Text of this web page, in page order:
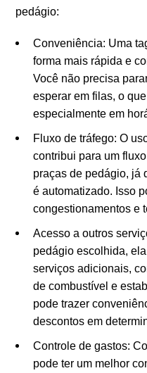
pedágio:
Conveniência: Uma
forma mais rápida e
Você não precisa
esperar em filas, o
especialmente em
Fluxo de tráfego: O
contribui para um
praças de pedágio, já
é automatizado. Isso
congestionamentos e
Acesso a outros
pedágio escolhida,
serviços adicionais,
de combustível e
pode trazer
descontos em
Controle de gastos:
pode ter um melhor